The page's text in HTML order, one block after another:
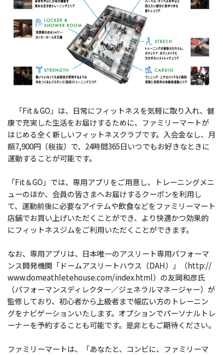
「Fit＆GO」は、日常にフィットネスを気軽に取り入れ、健
康で充実した生活をお届けするために、ファミリーマートが
はじめる全く新しいフィットネスクラブです。入会金なし、月
額7,900円（税抜）で、24時間365日いつでもお好きなときに
運動することが可能です。
「Fit＆GO」では、専用アプリをご用意し、トレーニングメニ
ューのほか、会員の皆さまへお届けするクーポンを利用し
て、運動前後に必要なアイテムや飲食などをファミリーマート
店舗でお買い上げいただくことができ、より快適かつ効果的
にフィットネスジムをご利用いただくことができます。
なお、専用アプリは、日本唯一のアスリート専用パフォーマ
ンス開発機関「ドームアスリートハウス（DAH）」（http://
www.domeathletehouse.com/index.html）の友岡和彦氏
（パフォーマンスディレクター／ジェネラルマネージャー）が
監修しており、初心者から上級者まで幅広い方のトレーニン
グをナビゲーションいたします。オプションでパーソナルトレ
ーナーを予約することも可能です。是非ともご期待ください。
ファミリーマートは、「あなたと、コンビに、ファミリーマ